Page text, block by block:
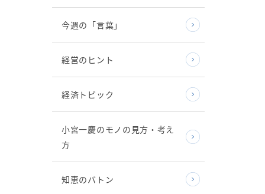
今週の「言葉」
経営のヒント
経済トピック
小宮一慶のモノの見方・考え
方
知恵のバトン